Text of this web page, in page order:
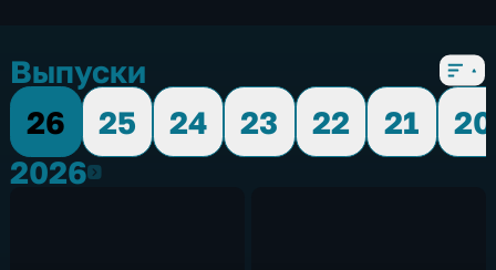
Выпуски
26
25 24 23 22 21
20
20262026